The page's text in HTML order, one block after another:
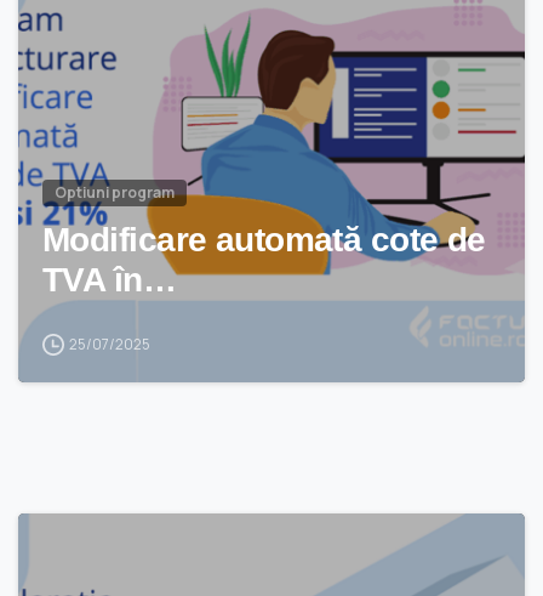
Optiuni program
Modificare automată cote de
TVA în…
25/07/2025